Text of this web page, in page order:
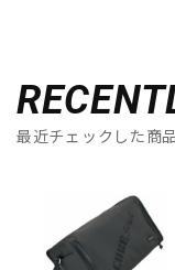
最近チェックした商品